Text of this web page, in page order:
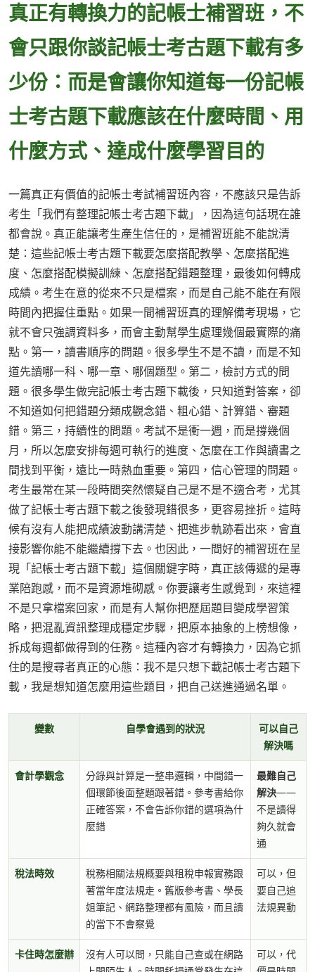
真正有轉換力的記帳士補習班，不
會只跟你談記帳士考古題下載有多
少份：而是會讓你知道每一份記帳
士考古題下載應該在什麼時間、用
什麼方式、達成什麼學習目的
一篇真正有價值的記帳士考試補習班內容，不應該只是告訴
考生「我們有整理記帳士考古題下載」，因為這句話現在誰
都會說。真正能讓考生產生信任的，是補習班能不能說清
楚：這些記帳士考古題下載要怎麼搭配教學、怎麼搭配進
度、怎麼搭配模擬訓練、怎麼搭配錯題整理，最後如何轉成
成績。考生在意的從來不只是檔案，而是自己能不能在有限
時間內把握住重點。如果一間補習班真的理解備考現場，它
就不會只強調資料多，而會主動幫學生處理幾個最實際的痛
點。第一，讀書順序的問題。很多學生不是不讀，而是不知
道先讀哪一科、哪一章、哪個題型。第二，檢討方式的問
題。很多學生做完記帳士考古題下載後，只知道對答案，卻
不知道如何把錯題分類成觀念錯、粗心錯、計算錯、審題
錯。第三，持續性的問題。考試不是衝一週，而是撐幾個
月，所以怎麼安排每週可執行的進度、怎麼在工作與讀書之
間找到平衡，遠比一時熱血重要。第四，信心管理的問題。
考生最常在某一段時間突然懷疑自己是不是不適合考，尤其
做了記帳士考古題下載之後發現錯很多，更容易挫折。這時
候有沒有人能把成績波動講清楚、把進步軌跡看出來，會直
接影響你能不能繼續撐下去。也因此，一間好的補習班在呈
現「記帳士考古題下載」這個關鍵字時，真正該傳遞的是專
業陪跑感，而不是資源堆砌感。你要讓考生感覺到，來這裡
不是只拿檔案回家，而是有人幫你把歷屆題目變成學習策
略，把混亂資訊整理成穩定步驟，把原本抽象的上榜想像，
拆成每週都做得到的任務。這種內容才有轉換力，因為它抓
住的是搜尋者真正的心態：我不是只想下載記帳士考古題下
載，我是想知道怎麼用這些題目，把自己送進通過名單。
變數 自學會遇到的狀況
可以自己
解決嗎
會計學觀念
分錄與計算是一整串邏輯，中間錯一
個環節後面整題跟著錯。參考書給你
正確答案，不會告訴你錯的選項為什
麼錯
最難自己
解決——
不是讀得
夠久就會
通
稅法時效
稅務相關法規概要與租稅申報實務跟
著當年度法規走。舊版參考書、學長
姐筆記、網路整理都有風險，而且讀
的當下不會察覺
可以，但
要自己追
法規異動
卡住時怎麼辦
沒有人可以問，只能自己查或在網路
可以，代